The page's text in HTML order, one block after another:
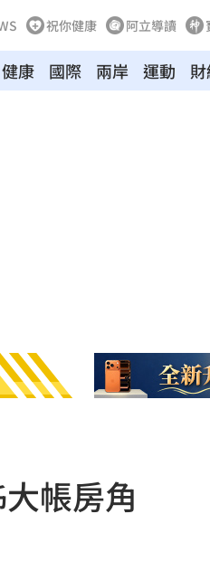
祝你健康 阿立導讀
健康 國際 兩岸 運動
帳房角